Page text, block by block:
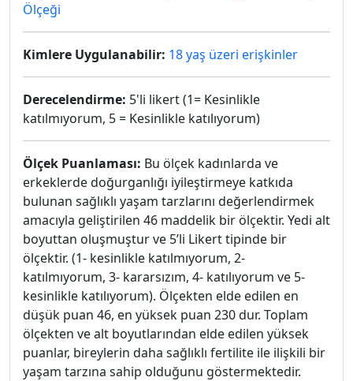
Ölçeği
Kimlere Uygulanabilir: 18 yaş üzeri erişkinler
Derecelendirme: 5'li likert (1= Kesinlikle
katılmıyorum, 5 = Kesinlikle katılıyorum)
Ölçek Puanlaması: Bu ölçek kadınlarda ve
erkeklerde doğurganlığı iyileştirmeye katkıda
bulunan sağlıklı yaşam tarzlarını değerlendirmek
amacıyla geliştirilen 46 maddelik bir ölçektir. Yedi alt
boyuttan oluşmuştur ve 5’li Likert tipinde bir
ölçektir. (1- kesinlikle katılmıyorum, 2-
katılmıyorum, 3- kararsızım, 4- katılıyorum ve 5-
kesinlikle katılıyorum). Ölçekten elde edilen en
düşük puan 46, en yüksek puan 230 dur. Toplam
ölçekten ve alt boyutlarından elde edilen yüksek
puanlar, bireylerin daha sağlıklı fertilite ile ilişkili bir
yaşam tarzına sahip olduğunu göstermektedir.